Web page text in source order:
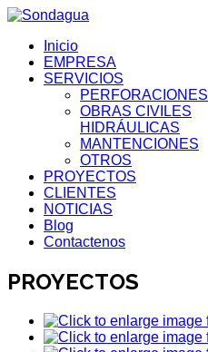
Inicio
EMPRESA
SERVICIOS
PERFORACIONES
OBRAS CIVILES
HIDRÁULICAS
MANTENCIONES
OTROS
PROYECTOS
CLIENTES
NOTICIAS
Blog
Contactenos
PROYECTOS